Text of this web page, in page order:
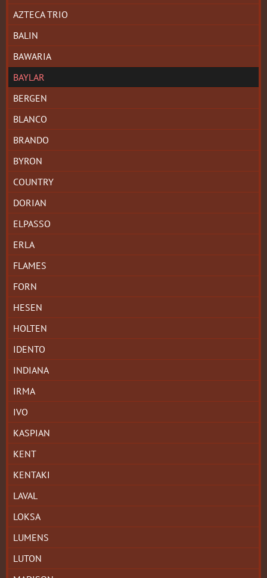
AZTECA TRIO
BALIN
BAWARIA
BAYLAR
BERGEN
BLANCO
BRANDO
BYRON
COUNTRY
DORIAN
ELPASSO
ERLA
FLAMES
FORN
HESEN
HOLTEN
IDENTO
INDIANA
IRMA
IVO
KASPIAN
KENT
KENTAKI
LAVAL
LOKSA
LUMENS
LUTON